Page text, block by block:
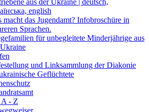
aus der Ukraine | deutsch,
english
macht das Jugendamt? Infobroschüre in
Sprachen.
für unbegleitete Minderjährige aus
und Linksammlung der Diakonie
Geflüchtete
A - Z